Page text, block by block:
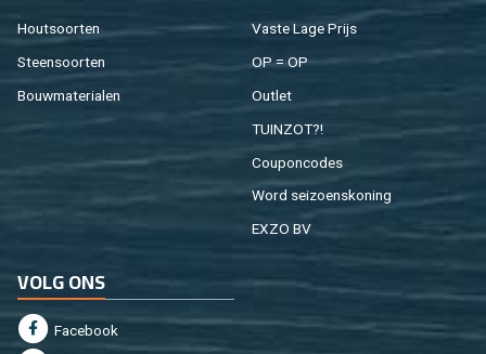
Hout­soor­ten
Steen­soor­ten
Bouw­ma­te­ri­a­len
Vaste Lage Prijs
OP = OP
Out­let
TUIN­ZOT?!
Cou­pon­co­des
Word sei­zoens­ko­ning
EXZO BV
VOLG ONS
Fa­cebook